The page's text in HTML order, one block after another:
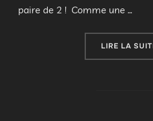
paire de 2 ! Comme une …
LIRE LA